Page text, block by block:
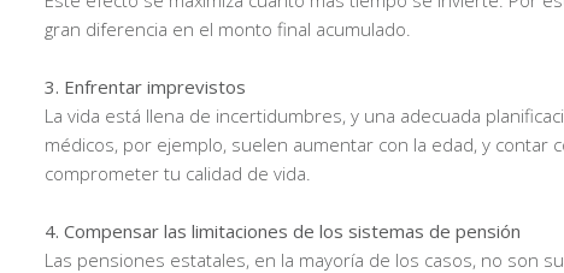
gran diferencia en el monto final acumulado.
3. Enfrentar imprevistos
La vida está llena de incertidumbres, y una adecuada
médicos, por ejemplo, suelen aumentar con la edad, y
comprometer tu calidad de vida.
4. Compensar las limitaciones de los sistemas de pensión
Las pensiones estatales, en la mayoría de los casos, no son